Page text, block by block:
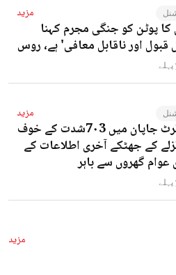
مزید
کا پوٹن کو جنگی مجرم کہنا
قبول اور ناقابل معافی' ہے، روس
مزید
نیوز الرٹ جاپان میں 7۰3شدت کے خوف
کے جھٹکے آخری اطلاعات کے
عوام گھروں سے باہر
مزید